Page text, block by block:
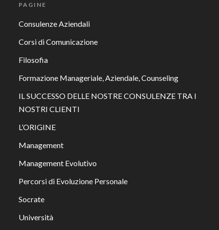
PAGINE
Consulenze Aziendali
Corsi di Comunicazione
Filosofia
Formazione Manageriale, Aziendale, Counseling
IL SUCCESSO DELLE NOSTRE CONSULENZE TRA I
NOSTRI CLIENTI
L’ORIGINE
Management
Management Evolutivo
Percorsi di Evoluzione Personale
Socrate
Università